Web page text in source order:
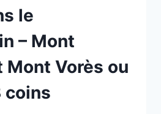
le
– Mont
Mont Vorès ou
coins